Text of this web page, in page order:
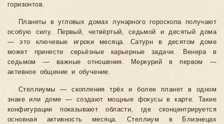
горизонтов.
Планеты в угловых домах лунарного гороскопа получают
особую силу. Первый, четвёртый, седьмой и десятый дома
— это ключевые игроки месяца. Сатурн в десятом доме
может принести серьёзные карьерные задачи. Венера в
седьмом — важные отношения. Меркурий в первом —
активное общение и обучение.
Стеллиумы — скопления трёх и более планет в одном
знаке или доме — создают мощные фокусы в карте. Такие
конфигурации показывают области, где сконцентрируется
основная активность месяца. Стеллиум в Близнецах